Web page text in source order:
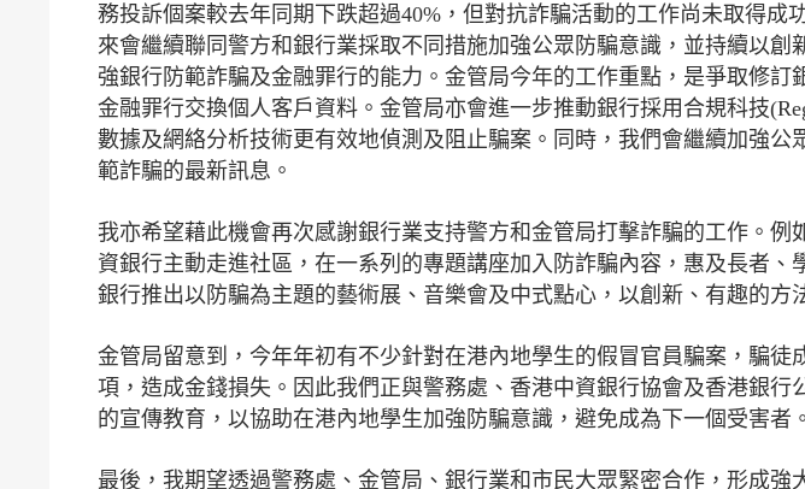
務投訴個案較去年同期下跌超過40%，但對抗詐騙活動的工作尚未取得成
來會繼續聯同警方和銀行業採取不同措施加強公眾防騙意識，並持續以創
強銀行防範詐騙及金融罪行的能力。金管局今年的工作重點，是爭取修訂
金融罪行交換個人客戶資料。金管局亦會進一步推動銀行採用合規科技
數據及網絡分析技術更有效地偵測及阻止騙案。同時，我們會繼續加強公
範詐騙的最新訊息。
我亦希望藉此機會再次感謝銀行業支持警方和金管局打擊詐騙的工作。例
資銀行主動走進社區，在一系列的專題講座加入防詐騙內容，惠及長者、
銀行推出以防騙為主題的藝術展、音樂會及中式點心，以創新、有趣的方
金管局留意到，今年年初有不少針對在港內地學生的假冒官員騙案，騙徒
項，造成金錢損失。因此我們正與警務處、香港中資銀行協會及香港銀行
的宣傳教育，以協助在港內地學生加強防騙意識，避免成為下一個受害者。
最後，我期望透過警務處、金管局、銀行業和市民大眾緊密合作，形成強